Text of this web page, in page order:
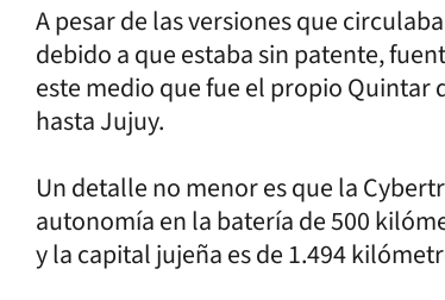
A pesar de las versiones que
debido a que estaba sin patente,
este medio que fue el propio
hasta Jujuy.
Un detalle no menor es que la
autonomía en la batería de 500
y la capital jujeña es de 1.494